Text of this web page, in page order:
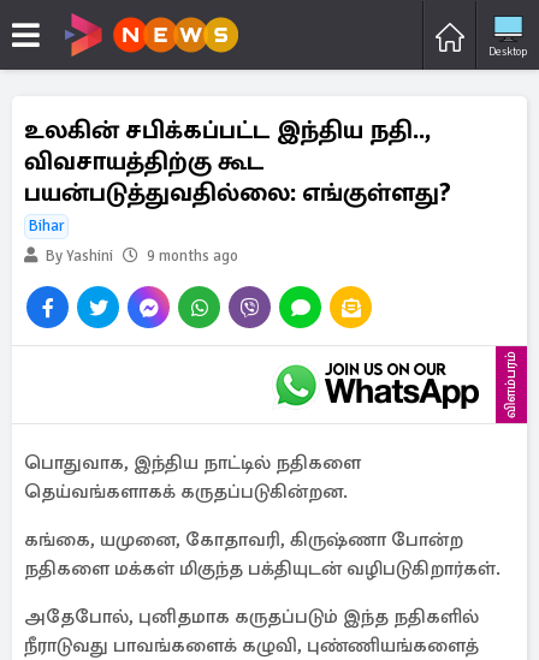
Desktop
உலகின் சபிக்கப்பட்ட இந்திய நதி..,
விவசாயத்திற்கு கூட
பயன்படுத்துவதில்லை: எங்குள்ளது?
Bihar
By Yashini
9 months ago
விளம்பரம்
பொதுவாக, இந்திய நாட்டில் நதிகளை
தெய்வங்களாகக் கருதப்படுகின்றன.
கங்கை, யமுனை, கோதாவரி, கிருஷ்ணா போன்ற
நதிகளை மக்கள் மிகுந்த பக்தியுடன் வழிபடுகிறார்கள்.
அதேபோல், புனிதமாக கருதப்படும் இந்த நதிகளில்
நீராடுவது பாவங்களைக் கழுவி, புண்ணியங்களைத்